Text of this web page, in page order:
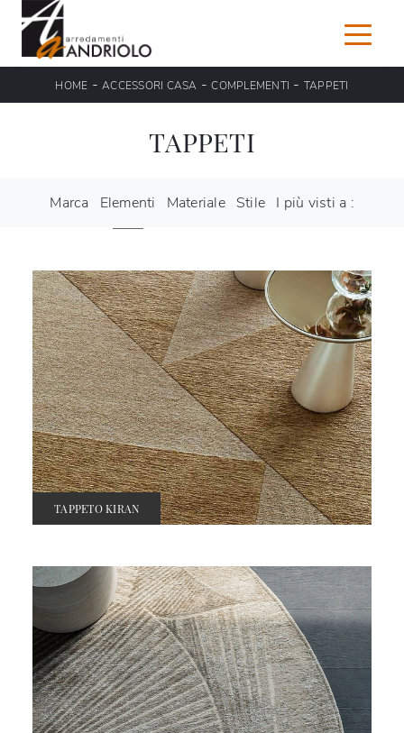
HOME -ACCESSORI CASA -COMPLEMENTI - TAPPETI
TAPPETI
Marca Elementi Materiale Stile I più visti a :
TAPPETO KIRAN